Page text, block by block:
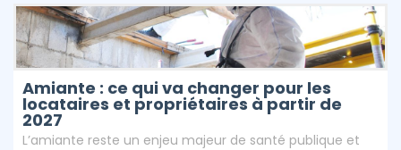
Amiante : ce qui va changer pour les
locataires et propriétaires à partir de
2027
L’amiante reste un enjeu majeur de santé publique et